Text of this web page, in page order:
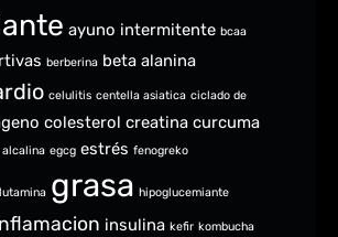
ayuno intermitente bcaa
berberina beta alanina
celulitis centella asiatica ciclado de
colesterol creatina curcuma
egcg estrés fenogreko
grasa hipoglucemiante
insulina kefir kombucha